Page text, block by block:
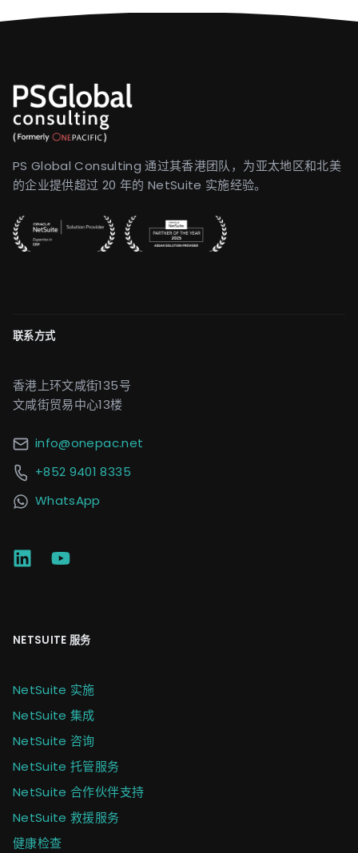
PS Global Consulting 通过其香港团队，为亚太地区和北美
的企业提供超过 20 年的 NetSuite 实施经验。
联系方式
香港上环文咸街135号
文咸街贸易中心13楼
info@onepac.net
+852 9401 8335
WhatsApp
NETSUITE 服务
NetSuite 实施
NetSuite 集成
NetSuite 咨询
NetSuite 托管服务
NetSuite 合作伙伴支持
NetSuite 救援服务
健康检查